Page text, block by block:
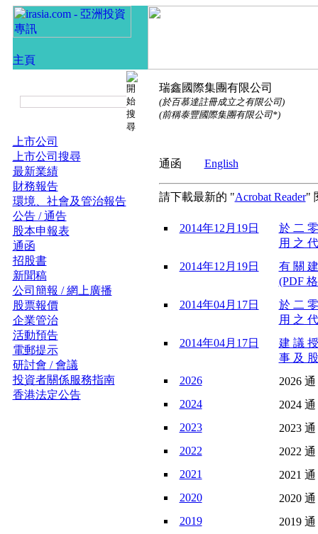
上市公司
上市公司搜尋
最新業績
財務報告
環境、社會及管治報告
公告 / 通告
股本申報表
通函
招股書
新聞稿
公司簡報 / 網上廣播
股票報價
企業管治
活動預告
電郵提示
研討會 / 會議
投資者關係服務指南
香港法定公告
瑞鑫國際集團有限公司
(於百慕達註冊成立之有限公司)
(前稱泰豐國際集團有限公司*)
通函 English
請下載最新的 "Acrobat Reader"
2014年12月19日
於 二
用 之
2014年12月19日
有 關
(PDF
2014年04月17日
於 二
用 之
2014年04月17日
建 議
事 及
2026
2026
2024
2024
2023
2023
2022
2022
2021
2021
2020
2020
2019
2019